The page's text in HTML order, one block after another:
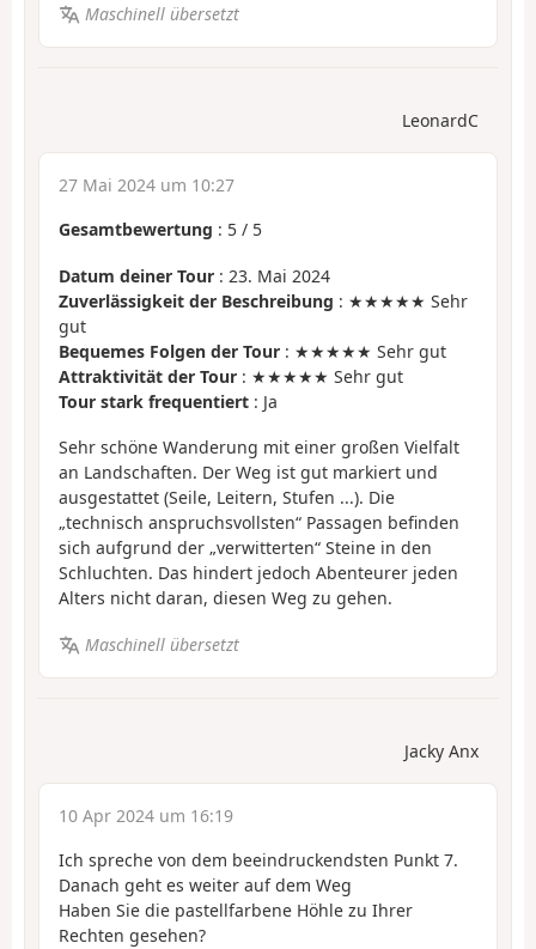
Maschinell übersetzt
LeonardC
27 Mai 2024 um 10:27
Gesamtbewertung : 5 / 5
Datum deiner Tour : 23. Mai 2024
Zuverlässigkeit der Beschreibung : ★★★★★ Sehr
gut
Bequemes Folgen der Tour : ★★★★★ Sehr gut
Attraktivität der Tour : ★★★★★ Sehr gut
Tour stark frequentiert : Ja
Sehr schöne Wanderung mit einer großen Vielfalt
an Landschaften. Der Weg ist gut markiert und
ausgestattet (Seile, Leitern, Stufen ...). Die
„technisch anspruchsvollsten“ Passagen befinden
sich aufgrund der „verwitterten“ Steine in den
Schluchten. Das hindert jedoch Abenteurer jeden
Alters nicht daran, diesen Weg zu gehen.
Maschinell übersetzt
Jacky Anx
10 Apr 2024 um 16:19
Ich spreche von dem beeindruckendsten Punkt 7.
Danach geht es weiter auf dem Weg
Haben Sie die pastellfarbene Höhle zu Ihrer
Rechten gesehen?